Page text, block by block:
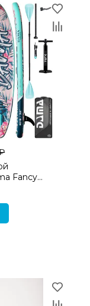
Fancy